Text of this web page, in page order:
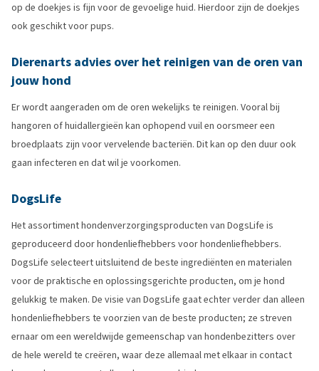
op de doekjes is fijn voor de gevoelige huid. Hierdoor zijn de doekjes
ook geschikt voor pups.
Dierenarts advies over het reinigen van de oren van
jouw hond
Er wordt aangeraden om de oren wekelijks te reinigen. Vooral bij
hangoren of huidallergieën kan ophopend vuil en oorsmeer een
broedplaats zijn voor vervelende bacteriën. Dit kan op den duur ook
gaan infecteren en dat wil je voorkomen.
DogsLife
Het assortiment hondenverzorgingsproducten van DogsLife is
geproduceerd door hondenliefhebbers voor hondenliefhebbers.
DogsLife selecteert uitsluitend de beste ingrediënten en materialen
voor de praktische en oplossingsgerichte producten, om je hond
gelukkig te maken. De visie van DogsLife gaat echter verder dan alleen
hondenliefhebbers te voorzien van de beste producten; ze streven
ernaar om een wereldwijde gemeenschap van hondenbezitters over
de hele wereld te creëren, waar deze allemaal met elkaar in contact